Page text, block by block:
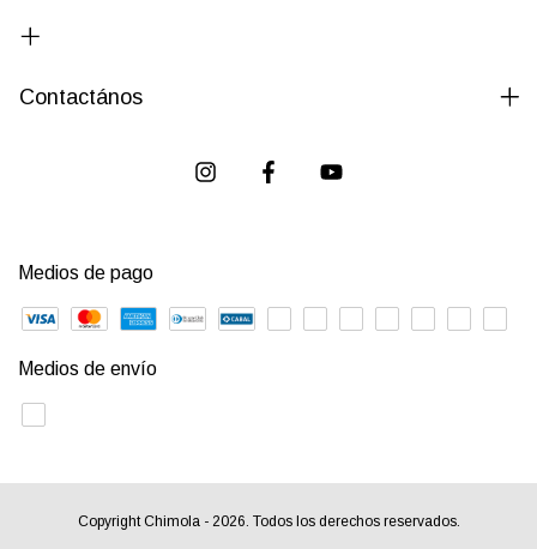
Contactános
Medios de pago
Medios de envío
Copyright Chimola - 2026. Todos los derechos reservados.